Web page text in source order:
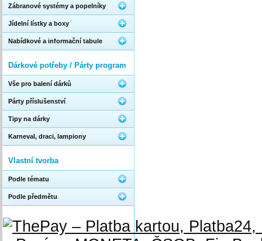
Zábranové systémy a popelníky
Jídelní lístky a boxy
Nabídkové a informační tabule
Dárkové potřeby / Párty program
Vše pro balení dárků
Párty příslušenství
Tipy na dárky
Karneval, draci, lampiony
Vlastní tvorba
Podle tématu
Podle předmětu